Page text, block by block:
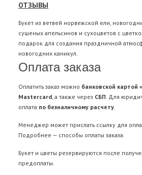
ОТЗЫВЫ
Букет из ветвей норвежской ели,
сушеных апельсинов и сухоцветов с
подарок для создания праздничной
новогодних каникул.
Оплата заказа
Оплатить заказ можно банковской картой
Mastercard, а также через СБП. Для
оплата по безналичному расчету.
Менеджер может прислать ссылку для
Подробнее — способы оплаты заказа.
Букет и цветы резервируются после
предоплаты.